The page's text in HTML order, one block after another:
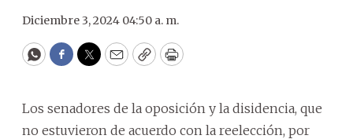
Diciembre 3, 2024 04:50 a. m.
WhatsApp
Facebook
Twitter
EmailCopyPrint
Los senadores de la oposición y la disidencia, que
no estuvieron de acuerdo con la reelección, por